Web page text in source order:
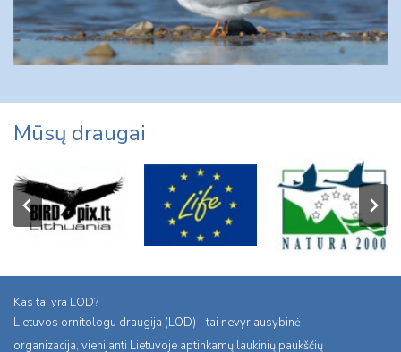
Mūsų draugai
Kas tai yra LOD?
Lietuvos ornitologu draugija (LOD) - tai nevyriausybinė
organizacija, vienijanti Lietuvoje aptinkamų laukinių paukščių